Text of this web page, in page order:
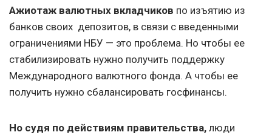
Ажиотаж валютных вкладчиков по изъятию из
банков своих депозитов, в связи с введенными
ограничениями НБУ — это проблема. Но чтобы ее
стабилизировать нужно получить поддержку
Международного валютного фонда. А чтобы ее
получить нужно сбалансировать госфинансы.
Но судя по действиям правительства, люди